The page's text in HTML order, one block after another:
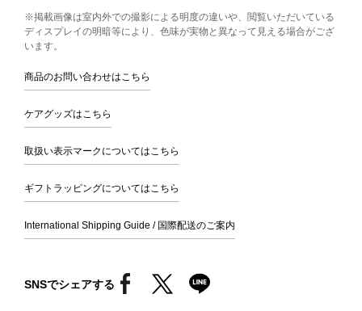
※掲載画像は室内外での撮影による明度の違いや、閲覧いただいている
ディスプレイの明暗等により、色味が実物と異なって見える場合がござ
います。
商品のお問い合わせはこちら
ケアグッズはこちら
取扱い表示マークについてはこちら
ギフトラッピングについてはこちら
International Shipping Guide / 国際配送のご案内
SNSでシェアする